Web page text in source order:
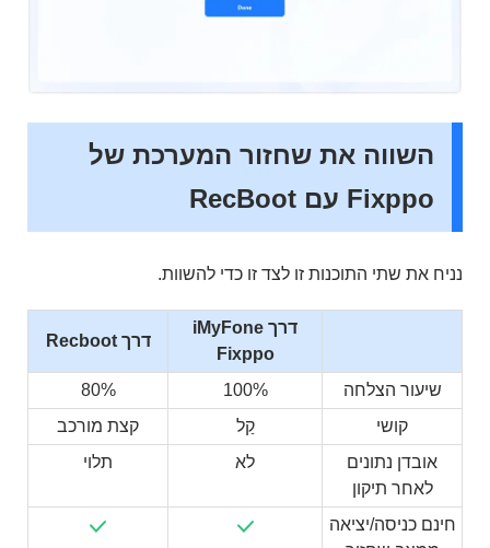
השווה את שחזור המערכת של
Fixppo עם RecBoot
נניח את שתי התוכנות זו לצד זו כדי להשוות.
דרך iMyFone
Fixppo
דרך Recboot
שיעור הצלחה 100%
80%
קושי
קַל
קצת מורכב
אובדן נתונים
לאחר תיקון
לא תלוי
חינם כניסה/יציאה